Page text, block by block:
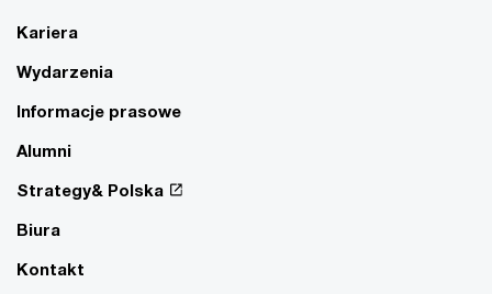
Kariera
Wydarzenia
Informacje prasowe
Alumni
Strategy& Polska
Biura
Kontakt